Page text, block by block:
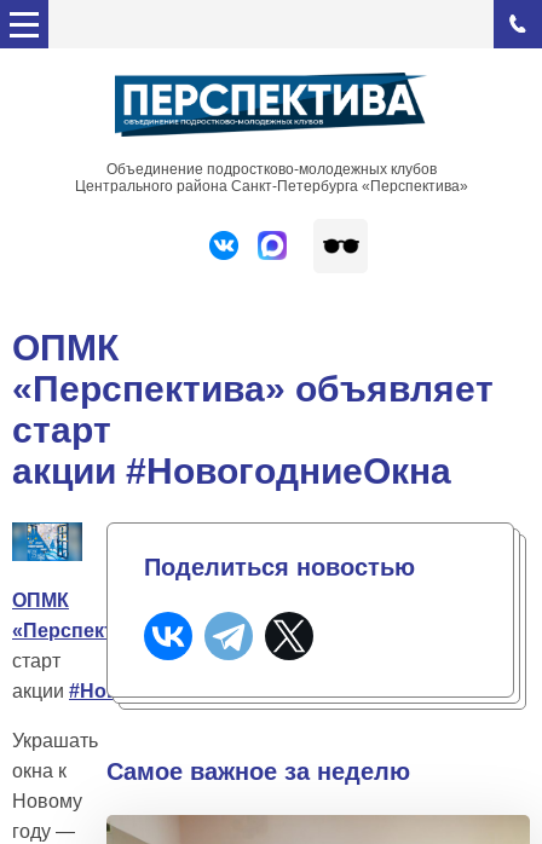
Объединение подростково-молодежных клубов
Центрального района Санкт-Петербурга «Перспектива»
ОПМК
«Перспектива» объявляет
старт
акции #НовогодниеОкна
ОПМК
«Перспектива» объявляет
старт
акции #НовогодниеОкна
Украшать
окна к
Новому
году —
Поделиться новостью
Самое важное за неделю